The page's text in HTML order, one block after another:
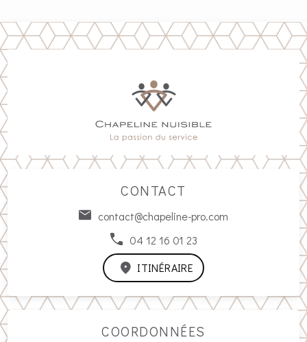
CONTACT
contact@chapeline-pro.com
04 12 16 01 23
ITINÉRAIRE
COORDONNÉES